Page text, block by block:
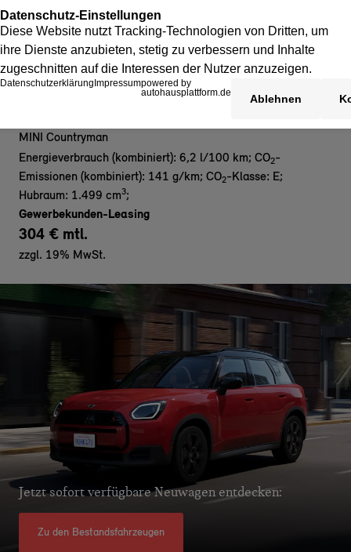
MINI Countryman
Energieverbrauch (kombiniert): 6,2 l/100 km; CO2-
Emissionen (kombiniert): 141 g/km; CO2-Klasse: E;
Hubraum: 1.499 cm3;
Gewerbekunden-Leasing
304 € mtl.
zzgl. 19% MwSt.
Jetzt sofort verfügbare Neuwagen entdecken:
Zu den Bestandsfahrzeugen